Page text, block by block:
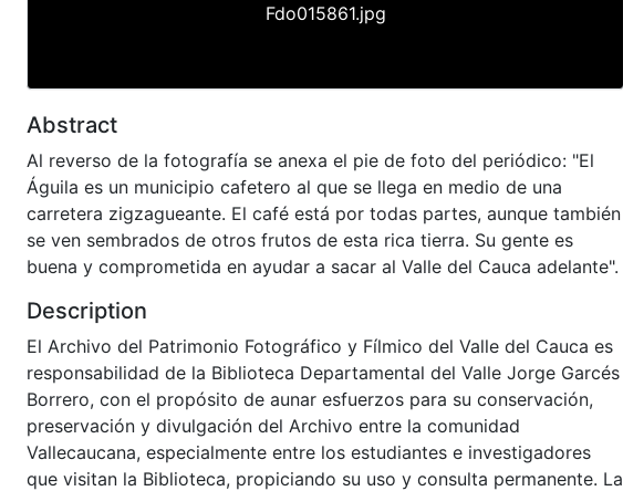
Fdo015861.jpg
Abstract
Al reverso de la fotografía se anexa el pie de foto del periódico: "El
Águila es un municipio cafetero al que se llega en medio de una
carretera zigzagueante. El café está por todas partes, aunque también
se ven sembrados de otros frutos de esta rica tierra. Su gente es
buena y comprometida en ayudar a sacar al Valle del Cauca adelante".
Description
El Archivo del Patrimonio Fotográfico y Fílmico del Valle del Cauca es
responsabilidad de la Biblioteca Departamental del Valle Jorge Garcés
Borrero, con el propósito de aunar esfuerzos para su conservación,
preservación y divulgación del Archivo entre la comunidad
Vallecaucana, especialmente entre los estudiantes e investigadores
que visitan la Biblioteca, propiciando su uso y consulta permanente. La